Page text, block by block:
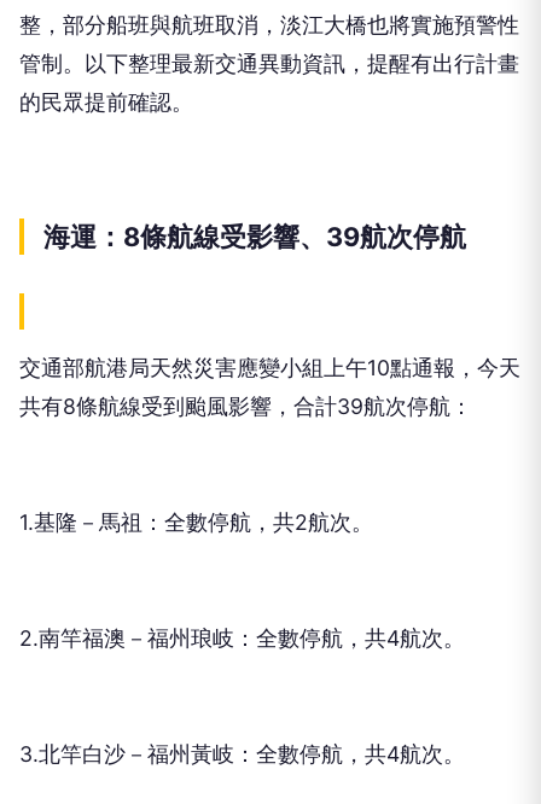
整，部分船班與航班取消，淡江大橋也將實施預警性
管制。以下整理最新交通異動資訊，提醒有出行計畫
的民眾提前確認。
海運：8條航線受影響、39航次停航
交通部航港局天然災害應變小組上午10點通報，今天
共有8條航線受到颱風影響，合計39航次停航：
1.基隆－馬祖：全數停航，共2航次。
2.南竿福澳－福州琅岐：全數停航，共4航次。
3.北竿白沙－福州黃岐：全數停航，共4航次。